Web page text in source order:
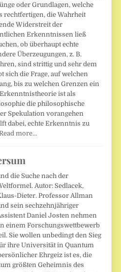
oder Grundlagen, welche
rechtfertigen, die Wahrheit
Widerstreit der
Erkenntnissen ließ
ob überhaupt echte
Überzeugungen, z. B.
sind strittig und sehr dem
sich die Frage, auf welchen
bis zu welchen Grenzen ein
ist als
die philosophische
Spekulation vorangehen
dabei, echte Erkenntnis zu
Read more…
die Suche nach der
Autor: Sedlacek,
Dieter. Professor Allman
sein sechzehnjähriger
Daniel Josten nehmen
einem Forschungswettbewerb
Sie wollen unbedingt den Sieg
ihre Universität in Quantum
Ehrgeiz ist es, die
größten Geheimnis des